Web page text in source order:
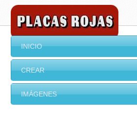
INICIO
CREAR
IMÁGENES